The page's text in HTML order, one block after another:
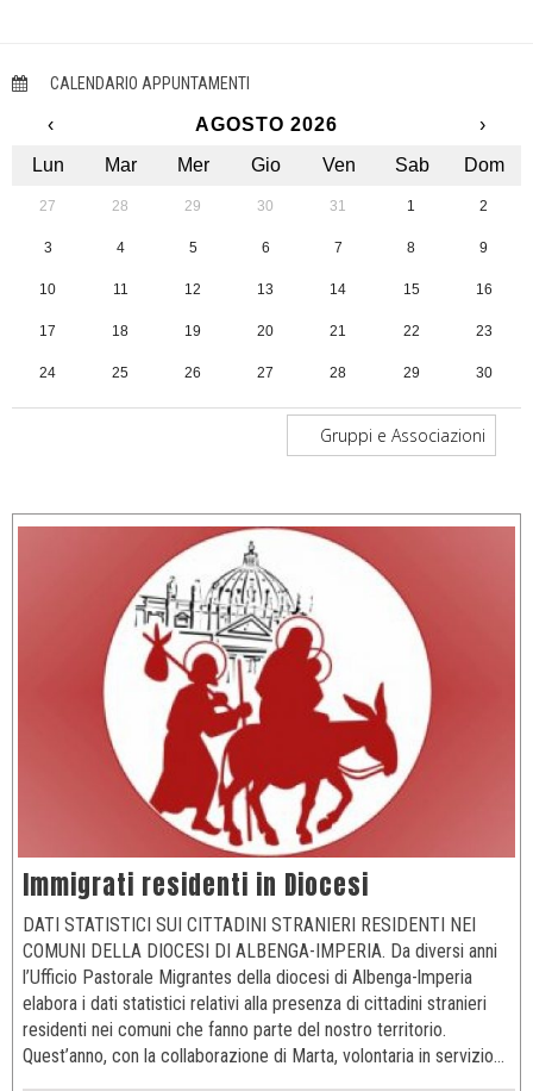
CALENDARIO APPUNTAMENTI
‹ AGOSTO 2026
›
Lun
Mar Mer Gio Ven Sab Dom
27 28 29 30 31 1 2
3 4 5 6 7 8 9
10 11 12 13 14 15 16
17 18 19 20 21 22 23
24 25 26 27 28 29 30
4 5 6
Gruppi e Associazioni
Immigrati residenti in Diocesi
DATI STATISTICI SUI CITTADINI STRANIERI RESIDENTI NEI
COMUNI DELLA DIOCESI DI ALBENGA-IMPERIA. Da diversi anni
l’Ufficio Pastorale Migrantes della diocesi di Albenga-lmperia
elabora i dati statistici relativi alla presenza di cittadini stranieri
residenti nei comuni che fanno parte del nostro territorio.
Quest’anno, con la collaborazione di Marta, volontaria in servizio…